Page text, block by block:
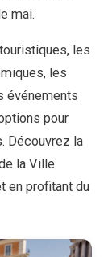
mai.
les
les
événements
pour
Découvrez la
la Ville
en profitant du